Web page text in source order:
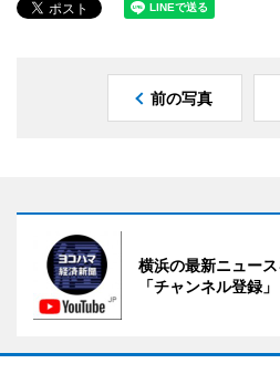
前の写真
横浜の最新ニュース
「チャンネル登録